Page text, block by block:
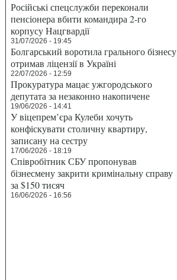
Російські спецслужби переконали
пенсіонера вбити командира 2-го
корпусу Нацгвардії
31/07/2026 - 19:45
Болгарський воротила грального бізнесу
отримав ліцензії в Україні
22/07/2026 - 12:59
Прокуратура мацає ужгородського
депутата за незаконно накопичене
19/06/2026 - 14:41
У віцепрем’єра Кулеби хочуть
конфіскувати столичну квартиру,
записану на сестру
17/06/2026 - 18:19
Співробітник СБУ пропонував
бізнесмену закрити кримінальну справу
за $150 тисяч
16/06/2026 - 16:56